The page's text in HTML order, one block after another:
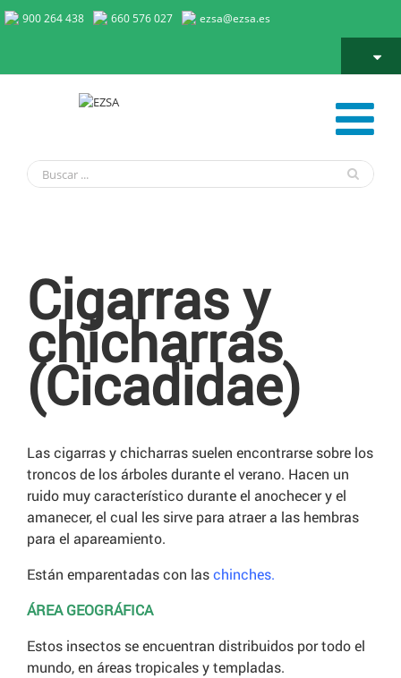
900 264 438 660 576 027 ezsa@ezsa.es
Cigarras y
chicharras
(Cicadidae)
Las cigarras y chicharras suelen encontrarse sobre los
troncos de los árboles durante el verano. Hacen un
ruido muy característico durante el anochecer y el
amanecer, el cual les sirve para atraer a las hembras
para el apareamiento.
Están emparentadas con laschinches.
ÁREA GEOGRÁFICA
Estos insectos se encuentran distribuidos por todo el
mundo, en áreas tropicales y templadas.